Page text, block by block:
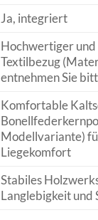
Ja, integriert
Hochwertiger
Textilbezug
entnehmen Sie
Komfortable
Modellvariante)
Liegekomfort
Stabiles
Langlebigkeit und